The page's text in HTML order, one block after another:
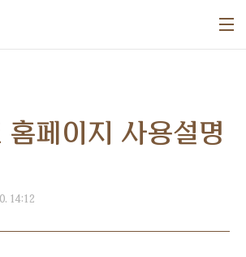
홈페이지 사용설명
14:12